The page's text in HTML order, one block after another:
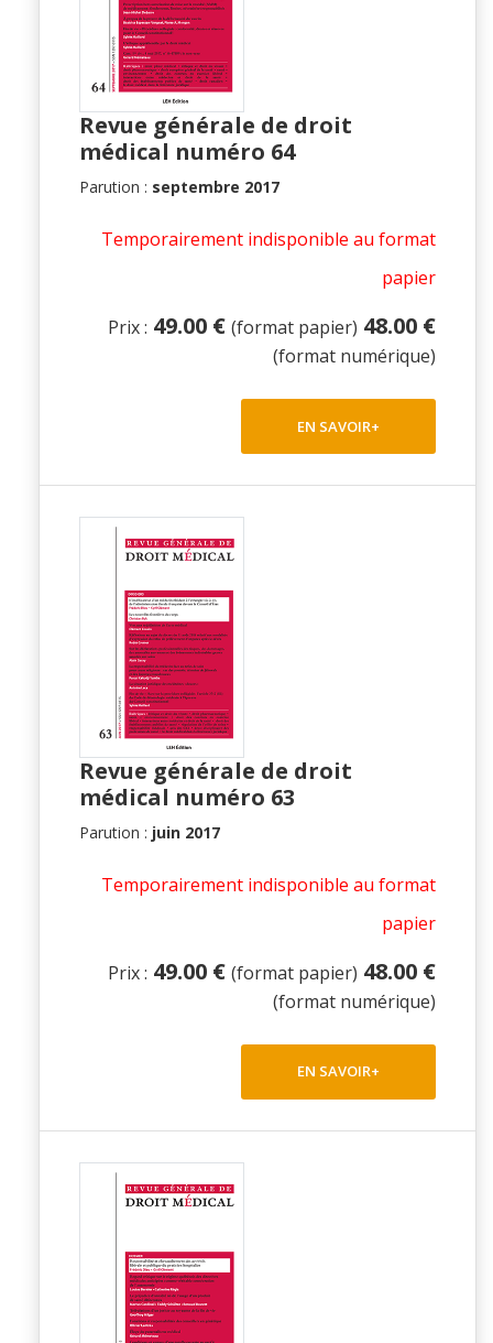
Revue générale de droit
médical numéro 64
Parution : septembre 2017
Temporairement indisponible au format
papier
Prix : 49.00 € (format papier) 48.00 €
(format numérique)
EN SAVOIR+
Revue générale de droit
médical numéro 63
Parution : juin 2017
Temporairement indisponible au format
papier
Prix : 49.00 € (format papier) 48.00 €
(format numérique)
EN SAVOIR+